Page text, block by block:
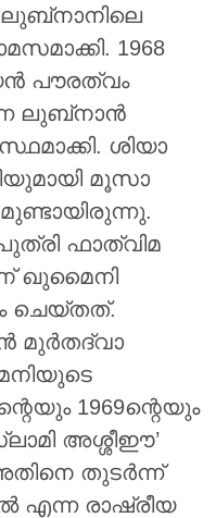
ലുബ്‌നാനിലെ
1968
പൗരത്വം
ലുബ്‌നാൻ
ശിയാ
മൂസാ
ഫാത്വിമ
ഖുമൈനി
ചെയ്തത്.
മുർതദ്വാ
1969ന്റെയും
അശ്ശീഈ’
തുടർന്ന്
എന്ന രാഷ്രീയ